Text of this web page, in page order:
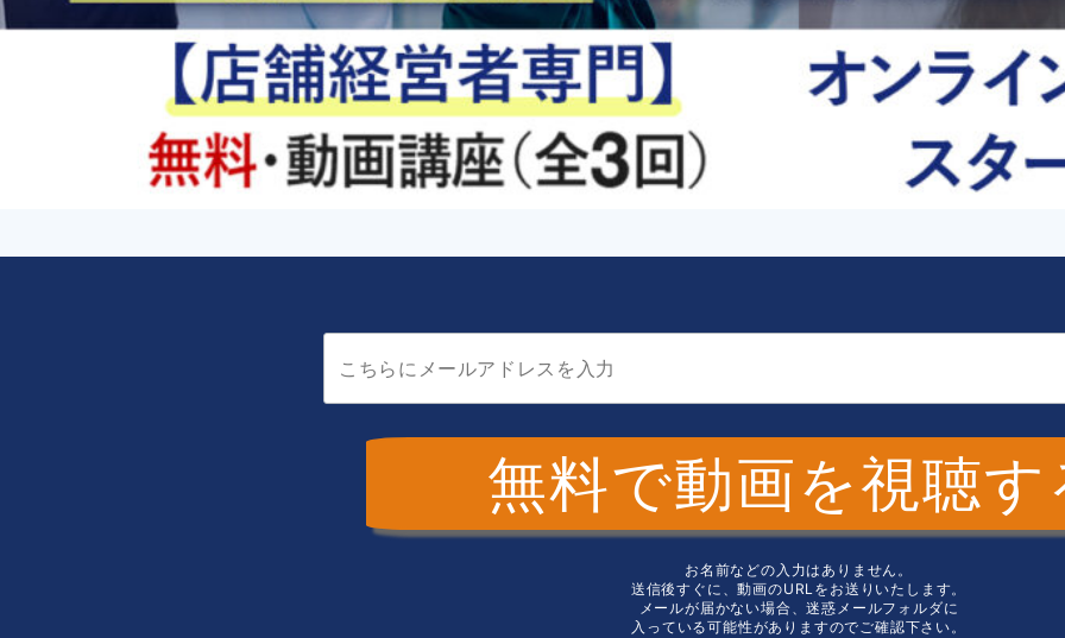
無料で動画を視聴す
お名前などの入力はありません。
送信後すぐに、動画のURLをお送りいたします。
メールが届かない場合、迷惑メールフォルダに
入っている可能性がありますのでご確認下さい。